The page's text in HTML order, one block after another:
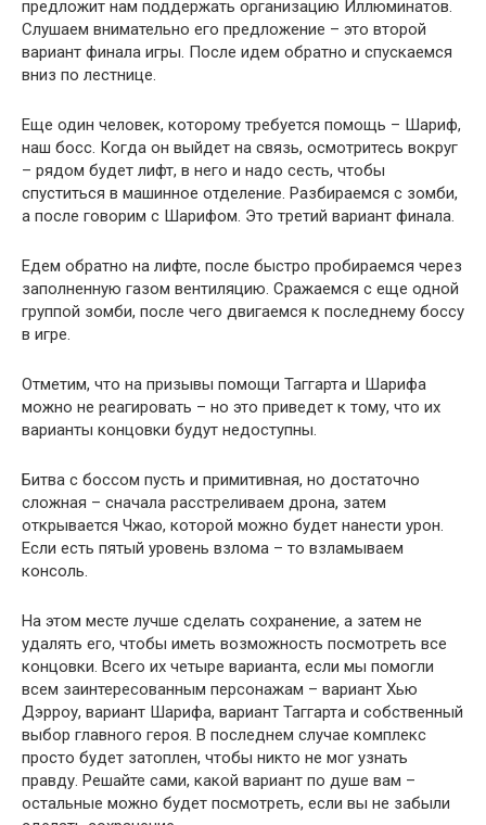
предложит нам поддержать организацию Иллюминатов.
Слушаем внимательно его предложение – это второй
вариант финала игры. После идем обратно и спускаемся
вниз по лестнице.
Еще один человек, которому требуется помощь – Шариф,
наш босс. Когда он выйдет на связь, осмотритесь вокруг
– рядом будет лифт, в него и надо сесть, чтобы
спуститься в машинное отделение. Разбираемся с зомби,
а после говорим с Шарифом. Это третий вариант финала.
Едем обратно на лифте, после быстро пробираемся через
заполненную газом вентиляцию. Сражаемся с еще одной
группой зомби, после чего двигаемся к последнему боссу
в игре.
Отметим, что на призывы помощи Таггарта и Шарифа
можно не реагировать – но это приведет к тому, что их
варианты концовки будут недоступны.
Битва с боссом пусть и примитивная, но достаточно
сложная – сначала расстреливаем дрона, затем
открывается Чжао, которой можно будет нанести урон.
Если есть пятый уровень взлома – то взламываем
консоль.
На этом месте лучше сделать сохранение, а затем не
удалять его, чтобы иметь возможность посмотреть все
концовки. Всего их четыре варианта, если мы помогли
всем заинтересованным персонажам – вариант Хью
Дэрроу, вариант Шарифа, вариант Таггарта и собственный
выбор главного героя. В последнем случае комплекс
просто будет затоплен, чтобы никто не мог узнать
правду. Решайте сами, какой вариант по душе вам –
остальные можно будет посмотреть, если вы не забыли